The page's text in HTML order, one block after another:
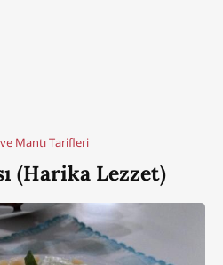
Mantı Tarifleri
(Harika Lezzet)